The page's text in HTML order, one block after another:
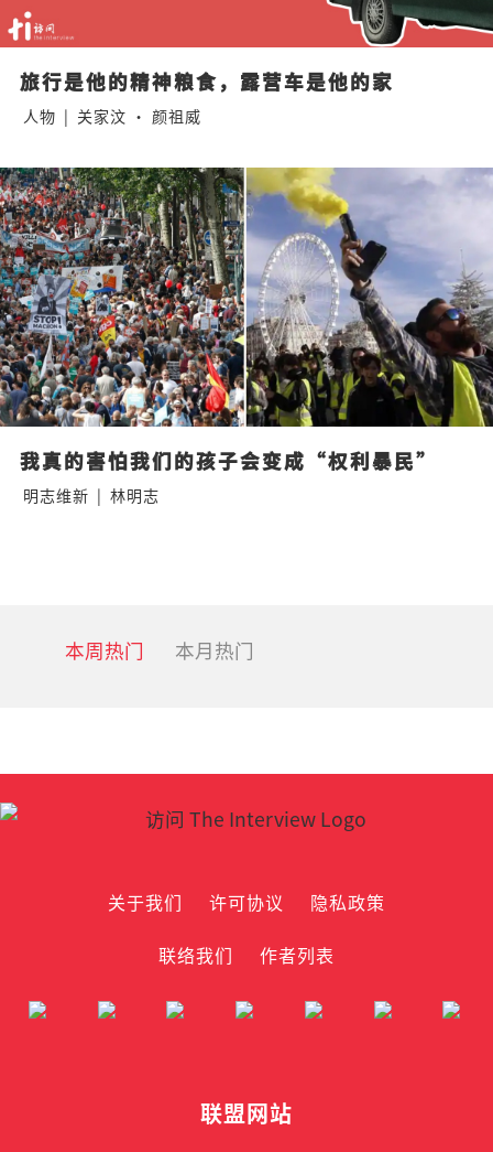
旅行是他的精神粮食，露营车是他的家
人物 | 关家汶 · 颜祖威
我真的害怕我们的孩子会变成“权利暴民”
明志维新 | 林明志
本周热门 本月热门
关于我们 许可协议
隐私政策
联络我们
作者列表
联盟网站